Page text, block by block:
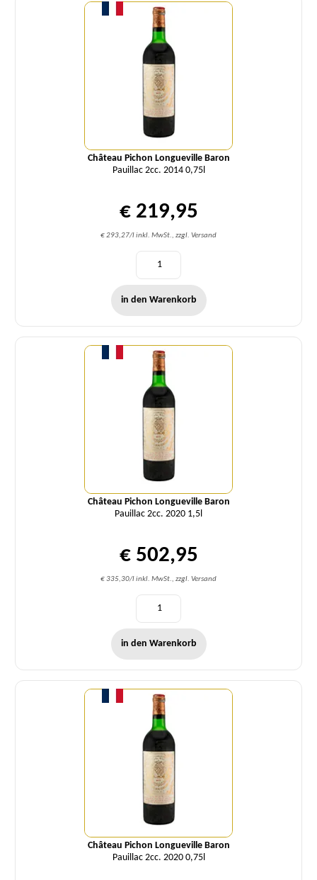
Château Pichon Longueville Baron
Pauillac 2cc. 2014 0,75l
€ 219,95
€ 293,27/l inkl. MwSt., zzgl. Versand
in den Warenkorb
Château Pichon Longueville Baron
Pauillac 2cc. 2020 1,5l
€ 502,95
€ 335,30/l inkl. MwSt., zzgl. Versand
Menge
in den Warenkorb
Château Pichon Longueville Baron
Pauillac 2cc. 2020 0,75l
Menge